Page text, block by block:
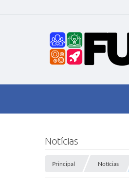
Notícias
Principal Notícias